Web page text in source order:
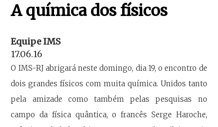
A química dos físicos
Equipe IMS
17.06.16
O IMS-RJ abrigará neste domingo, dia 19, o encontro de
dois grandes físicos com muita química. Unidos tanto
pela amizade como também pelas pesquisas no
campo da física quântica, o francês Serge Haroche,